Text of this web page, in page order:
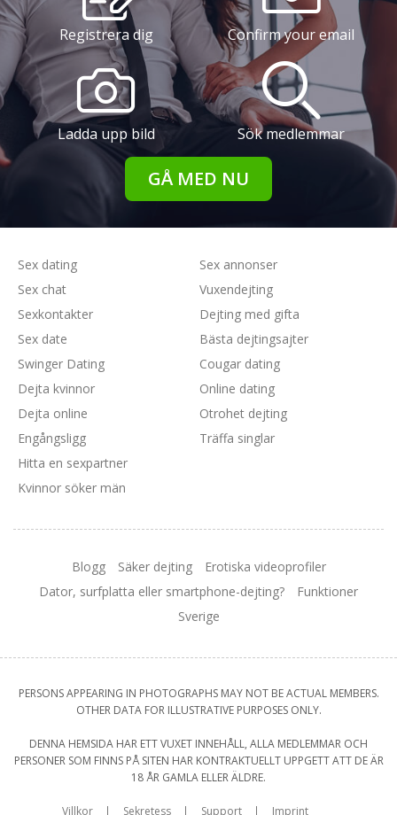
Registrera dig Confirm your email
Ladda upp bild Sök medlemmar
GÅ MED NU
Sex dating
Sex chat
Sexkontakter
Sex date
Swinger Dating
Sex annonser
Vuxendejting
Dejting med gifta
Bästa dejtingsajter
Cougar dating
Dejta kvinnor
Dejta online
Engångsligg
Hitta en sexpartner
Kvinnor söker män
Online dating
Otrohet dejting
Träffa singlar
Blogg Säker dejting
Erotiska videoprofiler
Dator, surfplatta eller smartphone-dejting?
Funktioner
Sverige
PERSONS APPEARING IN PHOTOGRAPHS MAY NOT BE ACTUAL MEMBERS.
OTHER DATA FOR ILLUSTRATIVE PURPOSES ONLY.
DENNA HEMSIDA HAR ETT VUXET INNEHÅLL, ALLA MEDLEMMAR OCH
PERSONER SOM FINNS PÅ SITEN HAR KONTRAKTUELLT UPPGETT ATT DE ÄR
18 ÅR GAMLA ELLER ÄLDRE.
Villkor Sekretess Support Imprint